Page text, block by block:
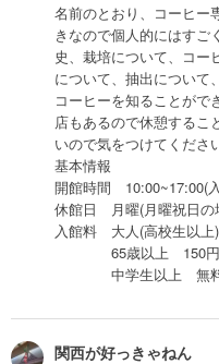
名前のとおり、コーヒー
きなので個人的にはすご
史、栽培について、コー
について、抽出について
コーヒーを知ることがで
店もあるので休憩するこ
いので気をつけてください
基本情報
開館時間 10:00~17:00(
休館日 月曜(月曜祝日の
入館料 大人(高校生以
65歳以上 150円
中学生以上 無
関西が好っきゃねん